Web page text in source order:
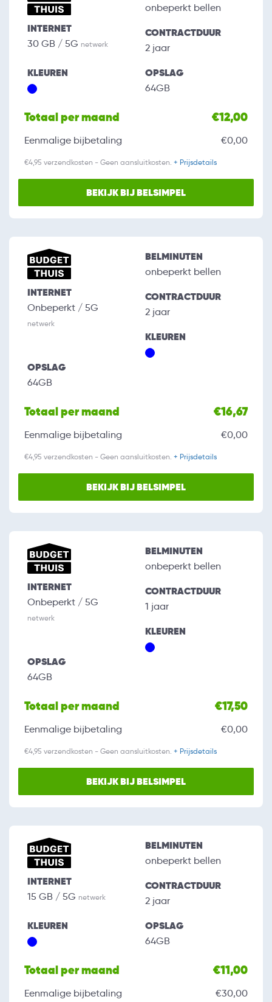
INTERNET
30 GB / 5G netwerk
onbeperkt bellen
CONTRACTDUUR
2 jaar
KLEUREN OPSLAG
64GB
Totaal per maand €12,00
Eenmalige bijbetaling €0,00
€4,95 verzendkosten - Geen aansluitkosten. + Prijsdetails
BEKIJK BIJ BELSIMPEL
INTERNET
Onbeperkt / 5G
netwerk
BELMINUTEN
onbeperkt bellen
CONTRACTDUUR
2 jaar
KLEUREN
OPSLAG
64GB
Totaal per maand €16,67
Eenmalige bijbetaling €0,00
€4,95 verzendkosten - Geen aansluitkosten. + Prijsdetails
BEKIJK BIJ BELSIMPEL
INTERNET
Onbeperkt / 5G
netwerk
BELMINUTEN
onbeperkt bellen
CONTRACTDUUR
1 jaar
KLEUREN
OPSLAG
64GB
Totaal per maand €17,50
Eenmalige bijbetaling €0,00
€4,95 verzendkosten - Geen aansluitkosten. + Prijsdetails
BEKIJK BIJ BELSIMPEL
INTERNET
15 GB / 5G netwerk
BELMINUTEN
onbeperkt bellen
CONTRACTDUUR
2 jaar
KLEUREN OPSLAG
64GB
Totaal per maand €11,00
Eenmalige bijbetaling €30,00